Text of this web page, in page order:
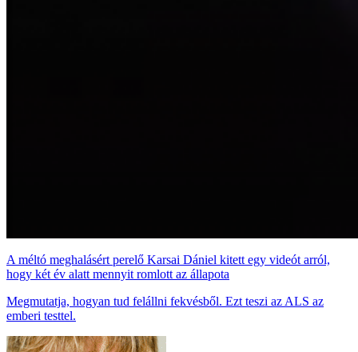
A méltó meghalásért perelő Karsai Dániel kitett egy videót arról,
hogy két év alatt mennyit romlott az állapota
Megmutatja, hogyan tud felállni fekvésből. Ezt teszi az ALS az
emberi testtel.